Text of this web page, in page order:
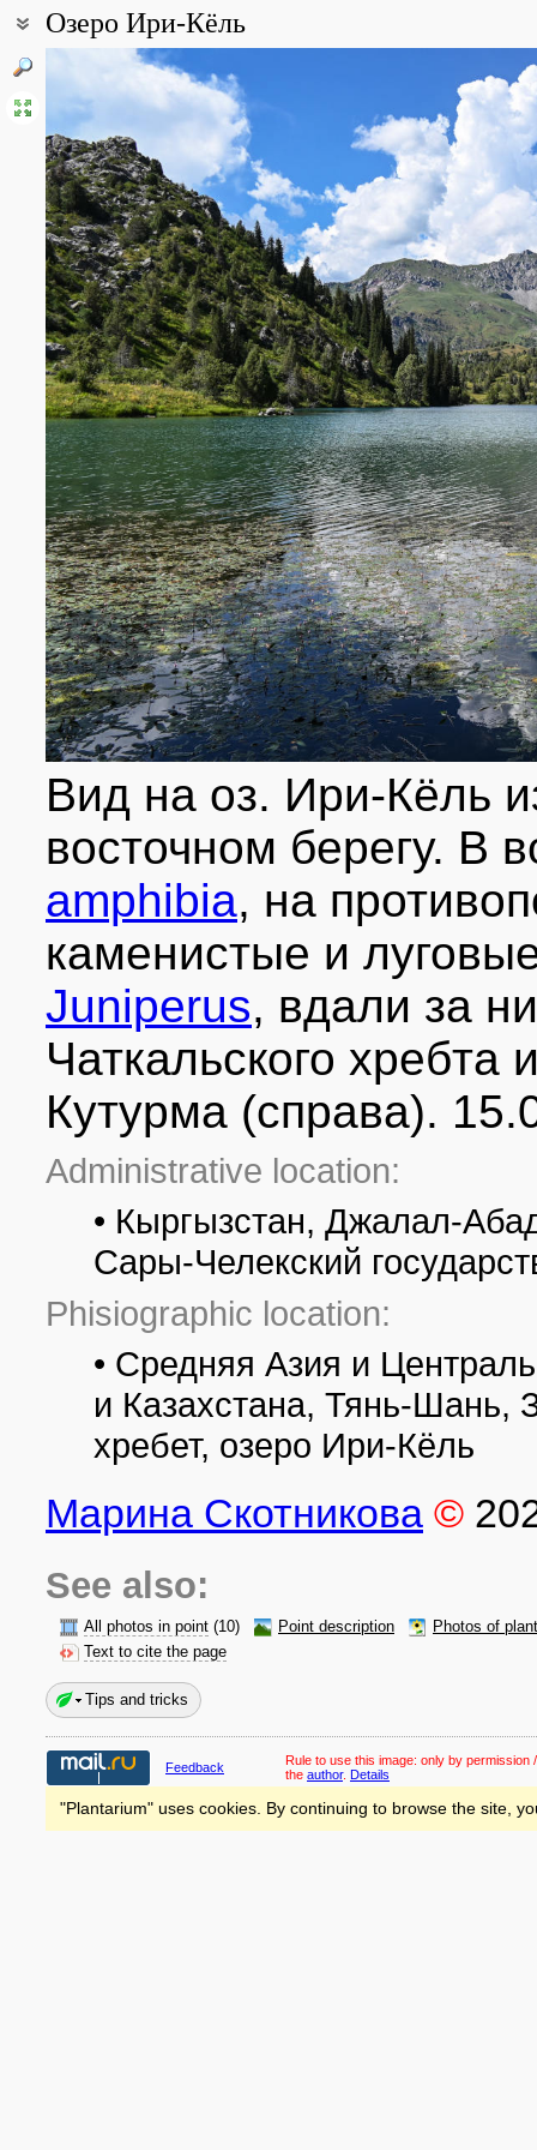
Озеро Ири-Кёль
41° 51′ 21.43″ N, 72° 00′ 26.8″ E (view at maps of
Google,
Point description:
Восточные отроги Чаткальского хребта
All photos(10) Photos of plants & lichens(115)
Вид на оз. Ири-Кёль
восточном берегу. В
amphibia, на
каменистые и
Juniperus, вдали за
Чаткальского
Кутурма (справа).
Administrative location:
• Кыргызстан, Джалал-
Сары-Челекский
Phisiographic location:
• Средняя Азия и
и Казахстана, Тянь-Шань,
хребет, озеро Ири-Кёль
Марина Скотникова ©
See also:
All photos in point (10) Point description
Photos of
Text to cite the page
Tips and tricks
Feedback Rule to use this image: only by permission
the author. Details
"Plantarium" uses cookies. By continuing to browse the site,